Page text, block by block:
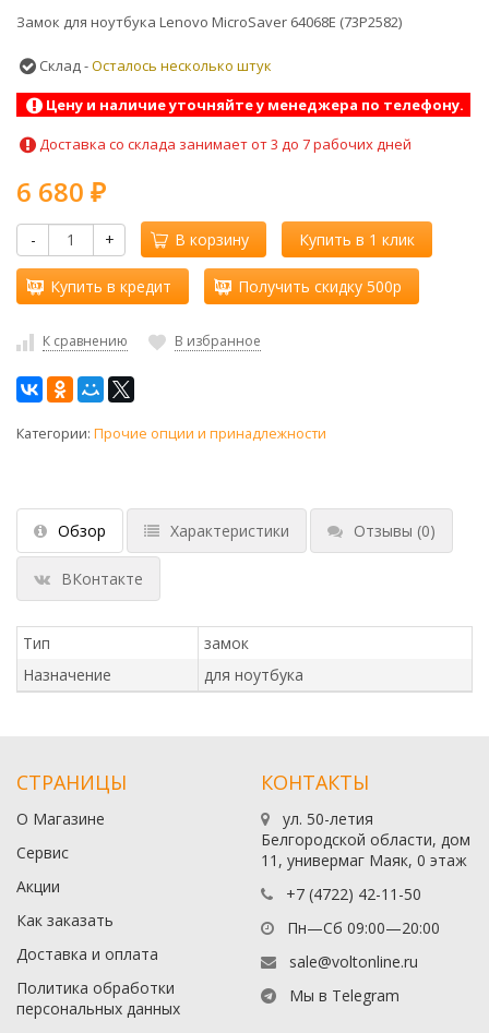
Замок для ноутбука Lenovo MicroSaver 64068E (73P2582)
Склад -Осталось несколько штук
Цену и наличие уточняйте у менеджера по телефону.
Доставка со склада занимает от 3 до 7 рабочих дней
6 680 ₽
- + В корзину Купить в 1 клик
Купить в кредит Получить скидку 500р
К сравнению В избранное
Категории: Прочие опции и принадлежности
Обзор Характеристики Отзывы (0)
ВКонтакте
Тип
замок
Назначение
для ноутбука
СТРАНИЦЫ
О Магазине
Сервис
Акции
Как заказать
Доставка и оплата
Политика обработки
персональных данных
КОНТАКТЫ
ул. 50-летия
Белгородской области, дом
11, универмаг Маяк, 0 этаж
+7 (4722) 42-11-50
Пн—Сб 09:00—20:00
sale@voltonline.ru
Мы в Telegram